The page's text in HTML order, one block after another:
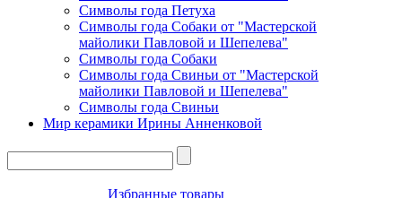
Символы года Петуха
Символы года Собаки от "Мастерской
майолики Павловой и Шепелева"
Символы года Собаки
Символы года Свиньи от "Мастерской
майолики Павловой и Шепелева"
Символы года Свиньи
Мир керамики Ирины Анненковой
Избранные товары